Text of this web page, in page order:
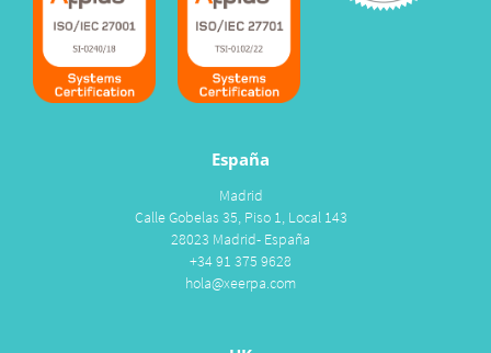
España
Madrid
Calle Gobelas 35, Piso 1, Local 143
28023 Madrid- España
+34 91 375 9628
hola@xeerpa.com